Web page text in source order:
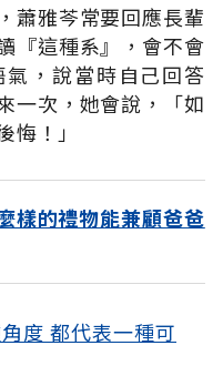
蕭雅芩常要回應長輩
『這種系』，會不會
，說當時自己回答
一次，她會說，「如
！」
樣的禮物能兼顧爸爸
度 都代表一種可